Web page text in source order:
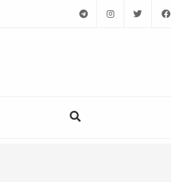
facebook
twitter
instagram
telegram